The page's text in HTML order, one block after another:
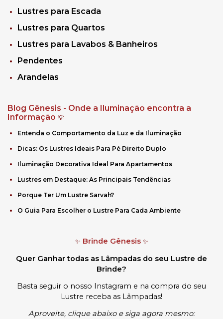
Lustres para Escada
Lustres para Quartos
Lustres para Lavabos & Banheiros
Pendentes
Arandelas
Blog Gênesis - Onde a Iluminação encontra a
Informação 💡
Entenda o Comportamento da Luz e da Iluminação
Dicas: Os Lustres Ideais Para Pé Direito Duplo
Iluminação Decorativa Ideal Para Apartamentos
Lustres em Destaque: As Principais Tendências
Porque Ter Um Lustre Sarvah?
O Guia Para Escolher o Lustre Para Cada Ambiente
✨ Brinde Gênesis ✨
Quer Ganhar todas as Lâmpadas do seu Lustre de
Brinde?
Basta seguir o nosso Instagram e na compra do seu
Lustre receba as Lâmpadas!
Aproveite, clique abaixo e siga agora mesmo: